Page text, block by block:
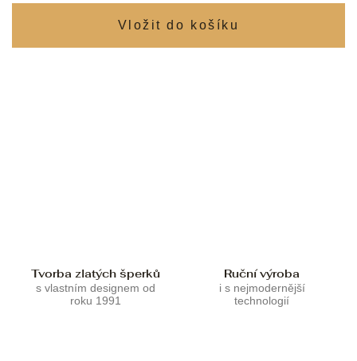
Tvorba zlatých šperků
s vlastním designem od
roku 1991
Ruční výroba
i s nejmodernější
technologií